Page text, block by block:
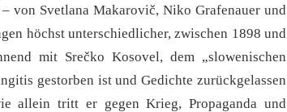
von Svetlana Makarovič, Niko Grafenauer und
höchst unterschiedlicher, zwischen 1898 und
mit Srečko Kosovel, dem „slowenischen
gestorben ist und Gedichte zurückgelassen
allein tritt er gegen Krieg, Propaganda und